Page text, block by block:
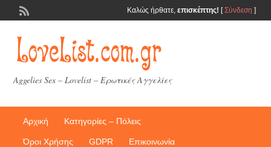
Καλώς ήρθατε, επισκέπτης! [Σύνδεση ]
Aggelies Sex – Lovelist – Ερωτικές Αγγελίες
Αρχική Κατηγορίες – Πόλεις
Όροι Χρήσης GDPR Επικοινωνία